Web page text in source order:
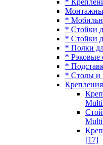
*
*
* Стойки
* Стойки
* Полки
* Рэковые
*
* Столы и
[17]